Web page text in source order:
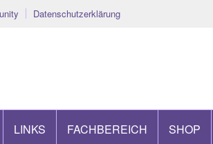
Datenschutzerklärung
LINKS FACHBEREICH SHOP